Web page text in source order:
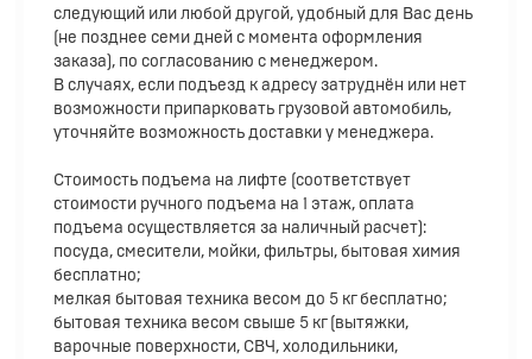
следующий или любой другой, удобный для Вас день
(не позднее семи дней с момента оформления
заказа), по согласованию с менеджером.
В случаях, если подъезд к адресу затруднён или нет
возможности припарковать грузовой автомобиль,
уточняйте возможность доставки у менеджера.
Стоимость подъема на лифте (соответствует
стоимости ручного подъема на 1 этаж, оплата
подъема осуществляется за наличный расчет):
посуда, смесители, мойки, фильтры, бытовая химия
бесплатно;
мелкая бытовая техника весом до 5 кг бесплатно;
бытовая техника весом свыше 5 кг (вытяжки,
варочные поверхности, СВЧ, холодильники,